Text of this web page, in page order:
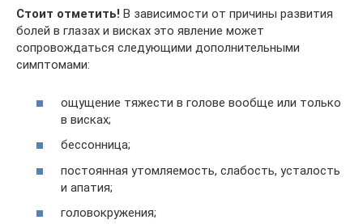
Стоит отметить! В зависимости от причины развития
болей в глазах и висках это явление может
сопровождаться следующими дополнительными
симптомами:
ощущение тяжести в голове вообще или только
в висках;
бессонница;
постоянная утомляемость, слабость, усталость
и апатия;
головокружения;